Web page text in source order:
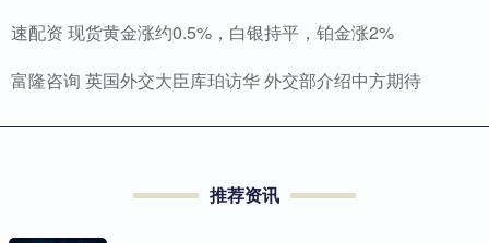
速配资 现货黄金涨约0.5%，白银持平，铂金涨2%
富隆咨询 英国外交大臣库珀访华 外交部介绍中方期待
推荐资讯